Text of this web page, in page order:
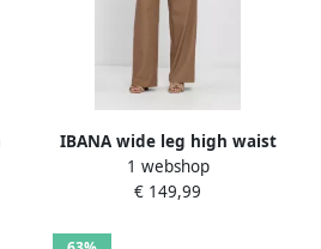
IBANA wide leg high waist
broek met wol lichtbruin
1 webshop
€ 149,99